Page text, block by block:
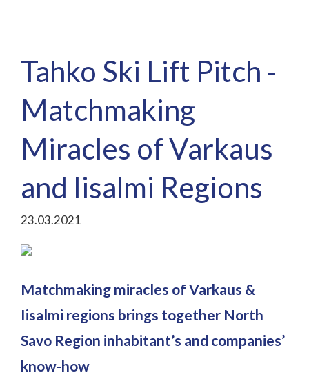
Tahko Ski Lift Pitch -
Matchmaking
Miracles of Varkaus
and Iisalmi Regions
23.03.2021
Matchmaking miracles of Varkaus &
Iisalmi regions brings together North
Savo Region inhabitant’s and companies’
know-how